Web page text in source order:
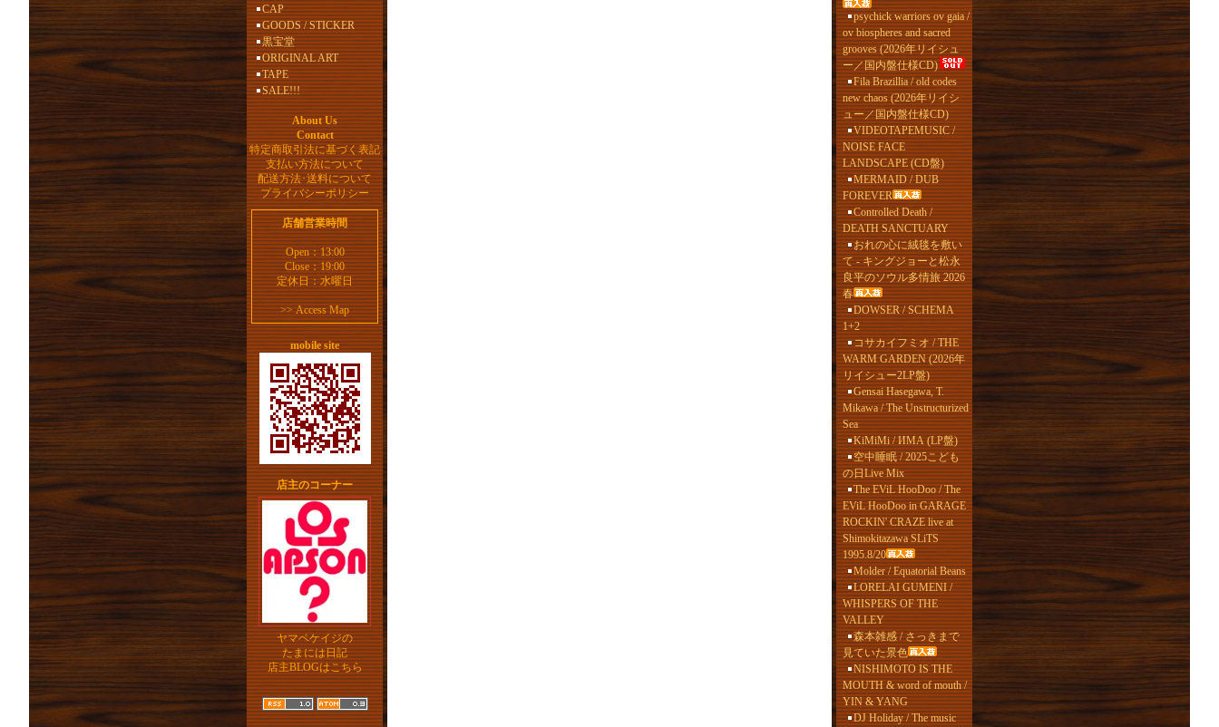
CAP
GOODS / STICKER
黒宝堂
ORIGINAL ART
TAPE
SALE!!!
About Us
Contact
特定商取引法に基づく表記
支払い方法について
配送方法･送料について
プライバシーポリシー
店舗営業時間
Open：13:00
Close：19:00
定休日：水曜日
>>Access Map
mobile site
店主のコーナー
ヤマベケイジの
たまには日記
店主BLOGはこちら
psychick warriors ov gaia /
ov biospheres and sacred
grooves (2026年リイシュ
ー／国内盤仕様CD)
Fila Brazillia / old codes
new chaos (2026年リイシ
ュー／国内盤仕様CD)
VIDEOTAPEMUSIC /
NOISE FACE
LANDSCAPE (CD盤)
MERMAID / DUB
FOREVER
Controlled Death /
DEATH SANCTUARY
おれの心に絨毯を敷い
て - キングジョーと松永
良平のソウル多情旅 2026
春
DOWSER / SCHEMA
1+2
コサカイフミオ / THE
WARM GARDEN (2026年
リイシュー2LP盤)
Gensai Hasegawa, T.
Mikawa / The Unstructurized
Sea
KiMiMi / ИМА (LP盤)
空中睡眠 / 2025こども
の日Live Mix
The EViL HooDoo / The
EViL HooDoo in GARAGE
ROCKIN' CRAZE live at
Shimokitazawa SLiTS
1995.8/20
Molder / Equatorial Beans
LORELAI GUMENI /
WHISPERS OF THE
VALLEY
森本雑感 / さっきまで
見ていた景色
NISHIMOTO IS THE
MOUTH & word of mouth /
YIN & YANG
DJ Holiday / The music